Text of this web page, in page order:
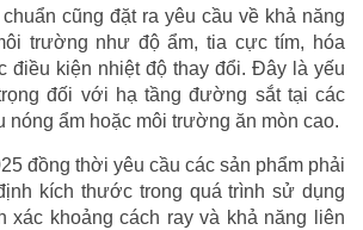
cũng đặt ra yêu cầu về khả năng
trường như độ ẩm, tia cực tím, hóa
điều kiện nhiệt độ thay đổi. Đây là yếu
đối với hạ tầng đường sắt tại các
nóng ẩm hoặc môi trường ăn mòn cao.
đồng thời yêu cầu các sản phẩm phải
kích thước trong quá trình sử dụng
xác khoảng cách ray và khả năng liên